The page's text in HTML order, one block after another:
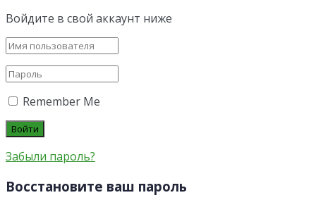
Войдите в свой аккаунт ниже
Remember Me
Забыли пароль?
Восстановите ваш пароль